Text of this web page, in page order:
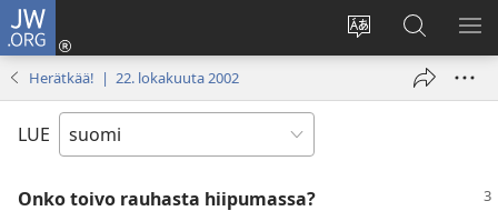
JW.ORG
Vaihda
sivuston
Kirjaudu
(avaa
Hae
JW.ORG-
sivustolta
Herätkää! | 22. lokakuuta 2002
LUE
Onko toivo rauhasta hiipumassa?